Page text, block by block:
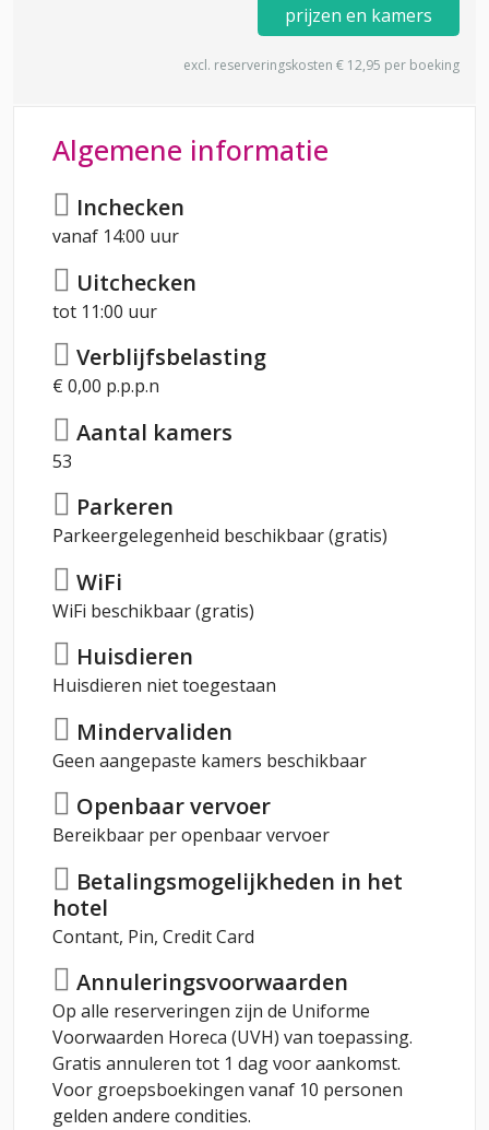
prijzen en kamers
excl. reserveringskosten € 12,95 per boeking
Algemene informatie
Inchecken
vanaf 14:00 uur
Uitchecken
tot 11:00 uur
Verblijfsbelasting
€ 0,00 p.p.p.n
Aantal kamers
53
Parkeren
Parkeergelegenheid beschikbaar (gratis)
WiFi
WiFi beschikbaar (gratis)
Huisdieren
Huisdieren niet toegestaan
Mindervaliden
Geen aangepaste kamers beschikbaar
Openbaar vervoer
Bereikbaar per openbaar vervoer
Betalingsmogelijkheden in het
hotel
Contant, Pin, Credit Card
Annuleringsvoorwaarden
Op alle reserveringen zijn de Uniforme
Voorwaarden Horeca (UVH) van toepassing.
Gratis annuleren tot 1 dag voor aankomst.
Voor groepsboekingen vanaf 10 personen
gelden andere condities.